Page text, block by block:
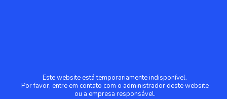
Este website está temporariamente indisponível.
Por favor, entre em contato com o administrador deste website
ou a empresa responsável.